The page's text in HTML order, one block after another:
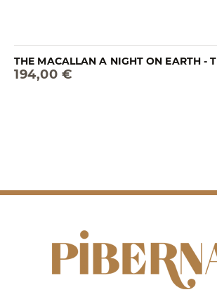
THE MACALLAN A NIGHT ON EARTH -
194,00 €